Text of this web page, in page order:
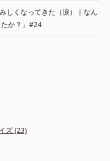
しくなってきた（涙）｜なん
か？」#24
ズ (23)